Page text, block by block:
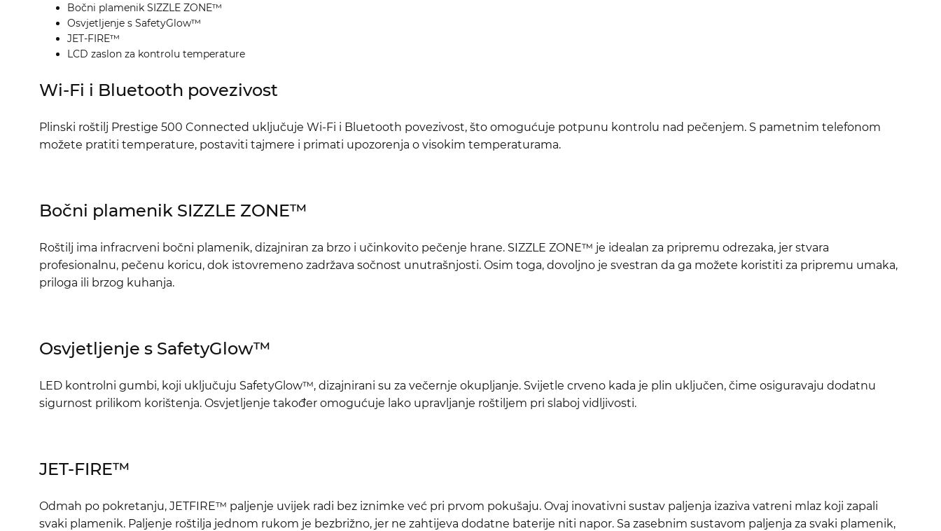
Bočni plamenik SIZZLE ZONE™
Osvjetljenje s SafetyGlow™
JET-FIRE™
LCD zaslon za kontrolu temperature
Wi-Fi i Bluetooth povezivost
Plinski roštilj Prestige 500 Connected uključuje Wi-Fi i Bluetooth povezivost, što omogućuje potpunu kontrolu nad pečenjem. S pametnim telefonom
možete pratiti temperature, postaviti tajmere i primati upozorenja o visokim temperaturama.
Bočni plamenik SIZZLE ZONE™
Roštilj ima infracrveni bočni plamenik, dizajniran za brzo i učinkovito pečenje hrane. SIZZLE ZONE™ je idealan za pripremu odrezaka, jer stvara
profesionalnu, pečenu koricu, dok istovremeno zadržava sočnost unutrašnjosti. Osim toga, dovoljno je svestran da ga možete koristiti za pripremu umaka,
priloga ili brzog kuhanja.
Osvjetljenje s SafetyGlow™
LED kontrolni gumbi, koji uključuju SafetyGlow™, dizajnirani su za večernje okupljanje. Svijetle crveno kada je plin uključen, čime osiguravaju dodatnu
sigurnost prilikom korištenja. Osvjetljenje također omogućuje lako upravljanje roštiljem pri slaboj vidljivosti.
JET-FIRE™
Odmah po pokretanju, JETFIRE™ paljenje uvijek radi bez iznimke već pri prvom pokušaju. Ovaj inovativni sustav paljenja izaziva vatreni mlaz koji zapali
svaki plamenik. Paljenje roštilja jednom rukom je bezbrižno, jer ne zahtijeva dodatne baterije niti napor. Sa zasebnim sustavom paljenja za svaki plamenik,